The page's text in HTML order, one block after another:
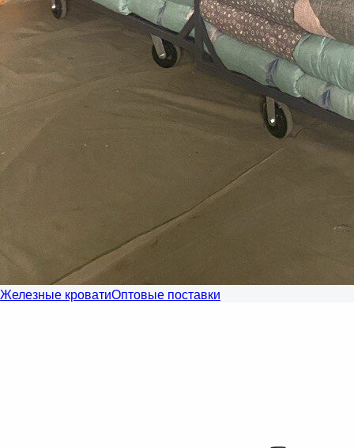
Железные кроватиОптовые поставки